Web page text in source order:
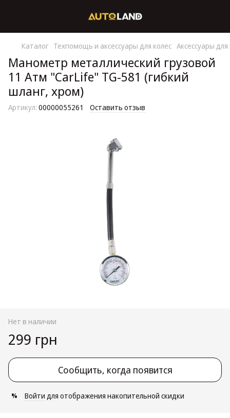
Каталог Техпомощь и аксессуары для колес Аксессуары для
Манометр металлический грузовой
11 Атм "CarLife" TG-581 (гибкий
шланг, хром)
Артикул: 00000055261 Оставить отзыв
Нет в наличии
299 грн
Сообщить, когда появится
% Войти для отображения накопительной скидки